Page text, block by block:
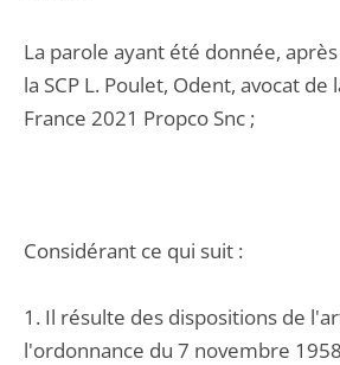
La parole ayant été donnée,
la SCP L. Poulet, Odent, avocat
France 2021 Propco Snc ;
Considérant ce qui suit :
1. Il résulte des dispositions de
l'ordonnance du 7 novembre